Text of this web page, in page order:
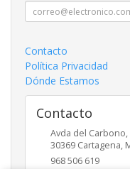
Contacto
Política Privacidad
Dónde Estamos
Contacto
Avda del Carbono,
30369 Cartagena,
968 506 619